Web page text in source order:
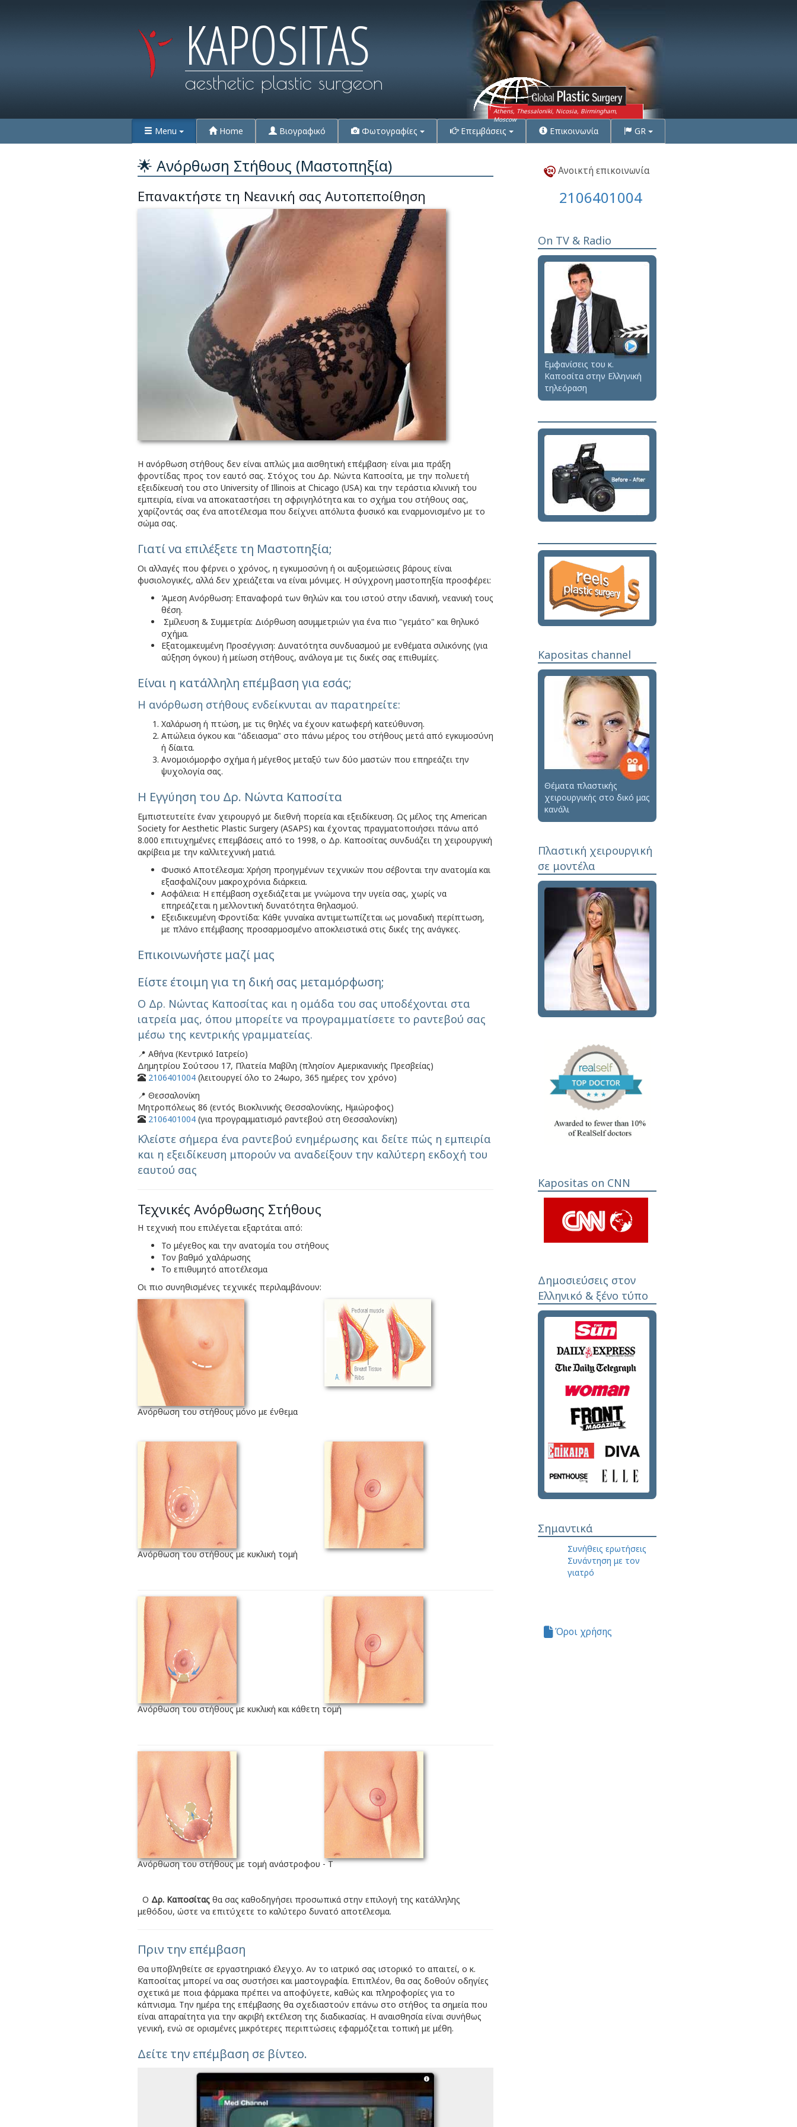
KAPOSITAS
aesthetic plastic surgeon
Athens, Thessaloniki, Nicosia, Birmingham,
Moscow
Menu Home Βιογραφικό Φωτογραφίες Επεμβάσεις Επικοινωνία GR
🌟 Ανόρθωση Στήθους (Μαστοπηξία)
Επανακτήστε τη Νεανική σας Αυτοπεποίθηση
Η ανόρθωση στήθους δεν είναι απλώς μια αισθητική επέμβαση· είναι μια πράξη
φροντίδας προς τον εαυτό σας. Στόχος του Δρ. Νώντα Καποσίτα, με την πολυετή
εξειδίκευσή του στο University of Illinois at Chicago (USA) και την τεράστια κλινική του
εμπειρία, είναι να αποκαταστήσει τη σφριγηλότητα και το σχήμα του στήθους σας,
χαρίζοντάς σας ένα αποτέλεσμα που δείχνει απόλυτα φυσικό και εναρμονισμένο με το
σώμα σας.
Γιατί να επιλέξετε τη Μαστοπηξία;
Οι αλλαγές που φέρνει ο χρόνος, η εγκυμοσύνη ή οι αυξομειώσεις βάρους είναι
φυσιολογικές, αλλά δεν χρειάζεται να είναι μόνιμες. Η σύγχρονη μαστοπηξία προσφέρει:
Άμεση Ανόρθωση: Επαναφορά των θηλών και του ιστού στην ιδανική, νεανική τους
θέση.
Σμίλευση & Συμμετρία: Διόρθωση ασυμμετριών για ένα πιο "γεμάτο" και θηλυκό
σχήμα.
Εξατομικευμένη Προσέγγιση: Δυνατότητα συνδυασμού με ενθέματα σιλικόνης (για
αύξηση όγκου) ή μείωση στήθους, ανάλογα με τις δικές σας επιθυμίες.
Είναι η κατάλληλη επέμβαση για εσάς;
Η ανόρθωση στήθους ενδείκνυται αν παρατηρείτε:
Χαλάρωση ή πτώση, με τις θηλές να έχουν κατωφερή κατεύθυνση.
Απώλεια όγκου και "άδειασμα" στο πάνω μέρος του στήθους μετά από εγκυμοσύνη
ή δίαιτα.
Ανομοιόμορφο σχήμα ή μέγεθος μεταξύ των δύο μαστών που επηρεάζει την
ψυχολογία σας.
Η Εγγύηση του Δρ. Νώντα Καποσίτα
Εμπιστευτείτε έναν χειρουργό με διεθνή πορεία και εξειδίκευση. Ως μέλος της American
Society for Aesthetic Plastic Surgery (ASAPS) και έχοντας πραγματοποιήσει πάνω από
8.000 επιτυχημένες επεμβάσεις από το 1998, ο Δρ. Καποσίτας συνδυάζει τη χειρουργική
ακρίβεια με την καλλιτεχνική ματιά.
Φυσικό Αποτέλεσμα: Χρήση προηγμένων τεχνικών που σέβονται την ανατομία και
εξασφαλίζουν μακροχρόνια διάρκεια.
Ασφάλεια: Η επέμβαση σχεδιάζεται με γνώμονα την υγεία σας, χωρίς να
επηρεάζεται η μελλοντική δυνατότητα θηλασμού.
Εξειδικευμένη Φροντίδα: Κάθε γυναίκα αντιμετωπίζεται ως μοναδική περίπτωση,
με πλάνο επέμβασης προσαρμοσμένο αποκλειστικά στις δικές της ανάγκες.
Επικοινωνήστε μαζί μας
Είστε έτοιμη για τη δική σας μεταμόρφωση;
Ο Δρ. Νώντας Καποσίτας και η ομάδα του σας υποδέχονται στα
ιατρεία μας, όπου μπορείτε να προγραμματίσετε το ραντεβού σας
μέσω της κεντρικής γραμματείας.
📍 Αθήνα (Κεντρικό Ιατρείο)
Δημητρίου Σούτσου 17, Πλατεία Μαβίλη (πλησίον Αμερικανικής Πρεσβείας)
2106401004 (λειτουργεί όλο το 24ωρο, 365 ημέρες τον χρόνο)
📍 Θεσσαλονίκη
Μητροπόλεως 86 (εντός Βιοκλινικής Θεσσαλονίκης, Ημιώροφος)
2106401004 (για προγραμματισμό ραντεβού στη Θεσσαλονίκη)
Κλείστε σήμερα ένα ραντεβού ενημέρωσης και δείτε πώς η εμπειρία
και η εξειδίκευση μπορούν να αναδείξουν την καλύτερη εκδοχή του
εαυτού σας
Τεχνικές Ανόρθωσης Στήθους
Η τεχνική που επιλέγεται εξαρτάται από:
Το μέγεθος και την ανατομία του στήθους
Τον βαθμό χαλάρωσης
Το επιθυμητό αποτέλεσμα
Οι πιο συνηθισμένες τεχνικές περιλαμβάνουν:
Ανόρθωση του στήθους μόνο με ένθεμα
Ανόρθωση του στήθους με κυκλική τομή
Ανόρθωση του στήθους με κυκλική και κάθετη τομή
Ανόρθωση του στήθους με τομή ανάστροφου - Τ
Ο Δρ. Καποσίτας θα σας καθοδηγήσει προσωπικά στην επιλογή της κατάλληλης
μεθόδου, ώστε να επιτύχετε το καλύτερο δυνατό αποτέλεσμα.
Πριν την επέμβαση
Θα υποβληθείτε σε εργαστηριακό έλεγχο. Αν το ιατρικό σας ιστορικό το απαιτεί, ο κ.
Καποσίτας μπορεί να σας συστήσει και μαστογραφία. Επιπλέον, θα σας δοθούν οδηγίες
σχετικά με ποια φάρμακα πρέπει να αποφύγετε, καθώς και πληροφορίες για το
κάπνισμα. Την ημέρα της επέμβασης θα σχεδιαστούν επάνω στο στήθος τα σημεία που
είναι απαραίτητα για την ακριβή εκτέλεση της διαδικασίας. Η αναισθησία είναι συνήθως
γενική, ενώ σε ορισμένες μικρότερες περιπτώσεις εφαρμόζεται τοπική με μέθη.
Δείτε την επέμβαση σε βίντεο.
Ανοικτή επικοινωνία
2106401004
On TV & Radio
Εμφανίσεις του κ.
Καποσίτα στην Ελληνική
τηλεόραση
Kapositas channel
Θέματα πλαστικής
χειρουργικής στο δικό μας
κανάλι
Πλαστική χειρουργική
σε μοντέλα
Kapositas on CNN
Δημοσιεύσεις στον
Ελληνικό & ξένο τύπο
Σημαντικά
Συνήθεις ερωτήσεις
Συνάντηση με τον
γιατρό
Όροι χρήσης